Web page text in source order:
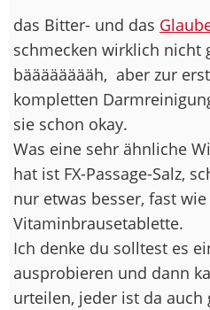
das Bitter- und das
schmecken wirklich nicht
bääääääääh, aber zur
kompletten
sie schon okay.
Was eine sehr ähnliche
hat ist FX-Passage-Salz,
nur etwas besser, fast
Vitaminbrausetablette.
Ich denke du solltest es
ausprobieren und dann
urteilen, jeder ist da auch